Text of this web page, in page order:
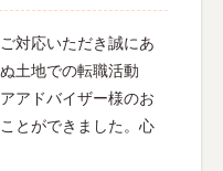
対応いただき誠にあ
土地での転職活動
アドバイザー様のお
とができました。心